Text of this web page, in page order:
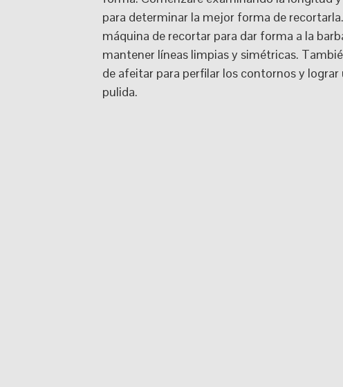
para determinar la mejor forma de
máquina de recortar para dar forma a la
mantener líneas limpias y simétricas.
de afeitar para perfilar los contornos y lograr
pulida.